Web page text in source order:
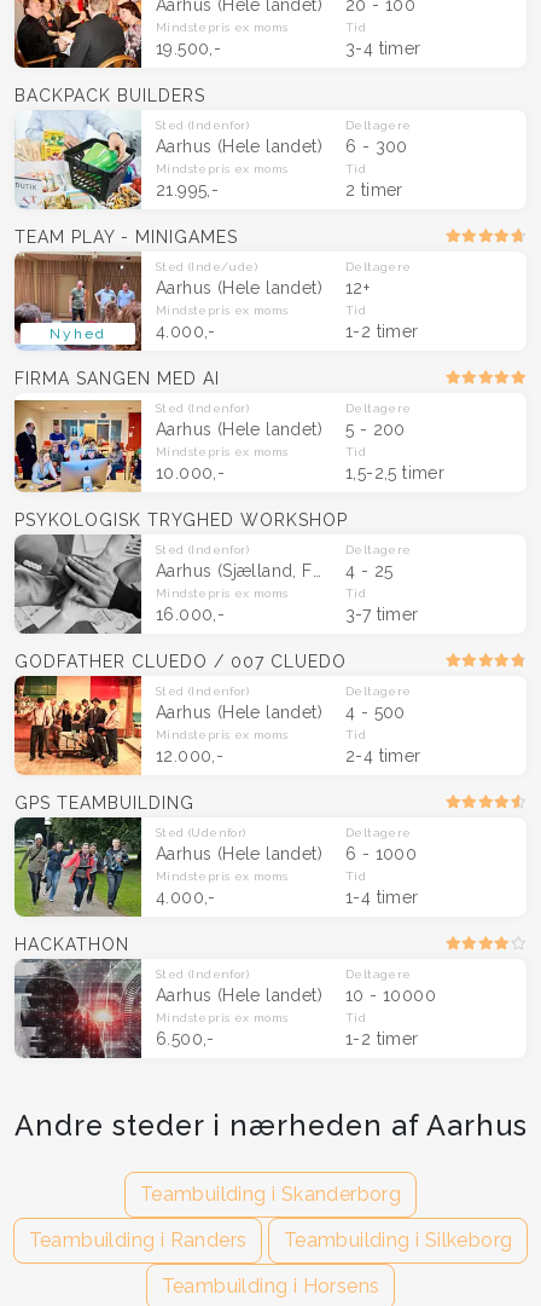
Aarhus (Hele landet) 20 - 100
Mindstepris ex moms
19.500,-
Tid
3-4 timer
BACKPACK BUILDERS
Sted (Indenfor)
Aarhus (Hele landet)
Deltagere
6 - 300
Mindstepris ex moms
21.995,-
Tid
2 timer
Nyhed
TEAM PLAY - MINIGAMES
Sted (Inde/ude)
Aarhus (Hele landet)
Deltagere
12+
Mindstepris ex moms
4.000,-
Tid
1-2 timer
FIRMA SANGEN MED AI
Sted (Indenfor)
Aarhus (Hele landet)
Deltagere
5 - 200
Mindstepris ex moms
10.000,-
Tid
1,5-2,5 timer
PSYKOLOGISK TRYGHED WORKSHOP
Sted (Indenfor)
Aarhus (Sjælland, Fyn og Midtjylland )
Deltagere
4 - 25
Mindstepris ex moms
16.000,-
Tid
3-7 timer
GODFATHER CLUEDO / 007 CLUEDO
Sted (Indenfor)
Aarhus (Hele landet)
Deltagere
4 - 500
Mindstepris ex moms
12.000,-
Tid
2-4 timer
GPS TEAMBUILDING
Sted (Udenfor)
Aarhus (Hele landet)
Deltagere
6 - 1000
Mindstepris ex moms
4.000,-
Tid
1-4 timer
HACKATHON
Sted (Indenfor)
Aarhus (Hele landet)
Deltagere
10 - 10000
Mindstepris ex moms
6.500,-
Tid
1-2 timer
Andre steder i nærheden af Aarhus
Teambuilding i Skanderborg
Teambuilding i Randers
Teambuilding i Silkeborg
Teambuilding i Horsens